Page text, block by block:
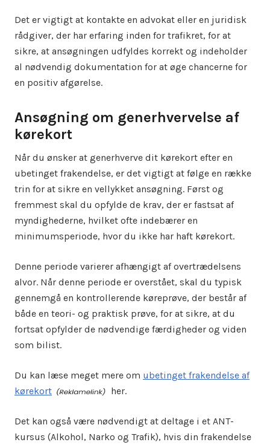
Det er vigtigt at kontakte en advokat eller en juridisk
rådgiver, der har erfaring inden for trafikret, for at
sikre, at ansøgningen udfyldes korrekt og indeholder
al nødvendig dokumentation for at øge chancerne for
en positiv afgørelse.
Ansøgning om generhvervelse af
kørekort
Når du ønsker at generhverve dit kørekort efter en
ubetinget frakendelse, er det vigtigt at følge en række
trin for at sikre en vellykket ansøgning. Først og
fremmest skal du opfylde de krav, der er fastsat af
myndighederne, hvilket ofte indebærer en
minimumsperiode, hvor du ikke har haft kørekort.
Denne periode varierer afhængigt af overtrædelsens
alvor. Når denne periode er overstået, skal du typisk
gennemgå en kontrollerende køreprøve, der består af
både en teori- og praktisk prøve, for at sikre, at du
fortsat opfylder de nødvendige færdigheder og viden
som bilist.
Du kan læse meget mere om ubetinget frakendelse af
kørekort
her.
Det kan også være nødvendigt at deltage i et ANT-
kursus (Alkohol, Narko og Trafik), hvis din frakendelse